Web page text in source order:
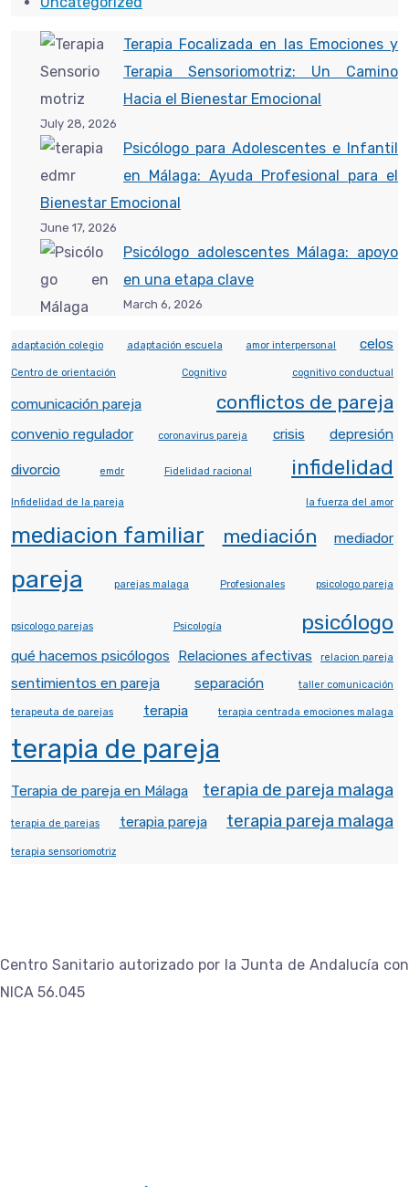
Terapia Focalizada en las Emociones y
Terapia Sensoriomotriz: Un Camino
Hacia el Bienestar Emocional
July 28, 2026
Psicólogo para Adolescentes e Infantil
en Málaga: Ayuda Profesional para el
Bienestar Emocional
June 17, 2026
Psicólogo adolescentes Málaga: apoyo
en una etapa clave
March 6, 2026
adaptación colegio adaptación escuela amor interpersonal celos
Centro de orientación Cognitivo cognitivo conductual
comunicación pareja conflictos de pareja
convenio regulador coronavirus pareja crisis depresión
divorcio emdr Fidelidad racional infidelidad
Infidelidad de la pareja la fuerza del amor
mediacion familiar mediación mediador
pareja parejas malaga Profesionales psicologo pareja
psicologo parejas Psicología psicólogo
qué hacemos psicólogos Relaciones afectivas relacion pareja
sentimientos en pareja separación taller comunicación
terapeuta de parejas terapia terapia centrada emociones malaga
terapia de pareja
Terapia de pareja en Málaga terapia de pareja malaga
terapia de parejas terapia pareja terapia pareja malaga
terapia sensoriomotriz
Centro Sanitario autorizado por la Junta de Andalucía con
NICA 56.045